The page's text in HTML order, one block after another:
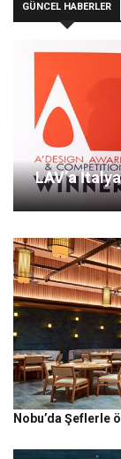
GÜNCEL HABERLER
LAV’a
Nobu’da Şeflerle